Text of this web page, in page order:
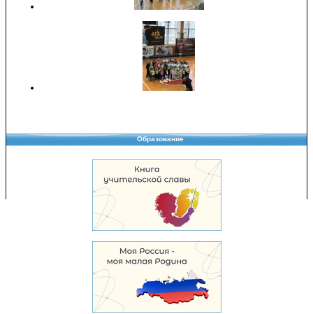
Образование
Copyright © 2008-2026 Управление образования
Перепечатка и использование материалов возможны только с разрешения
Управления образования.
103,949,275 уникальных посетителей